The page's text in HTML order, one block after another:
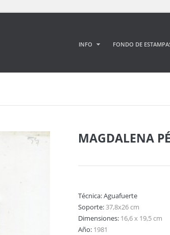
INFO FONDO DE
MAGDALENA
Técnica:Aguafuerte
Soporte:37,8x26 cm
Dimensiones: 16,6 x 19,5 cm
Año: 1981